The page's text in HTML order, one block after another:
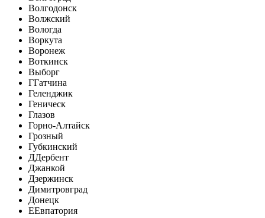
Волгодонск
Волжский
Вологда
Воркута
Воронеж
Воткинск
Выборг
ГГатчина
Геленджик
Геническ
Глазов
Горно-Алтайск
Грозный
Губкинский
ДДербент
Джанкой
Дзержинск
Димитровград
Донецк
ЕЕвпатория